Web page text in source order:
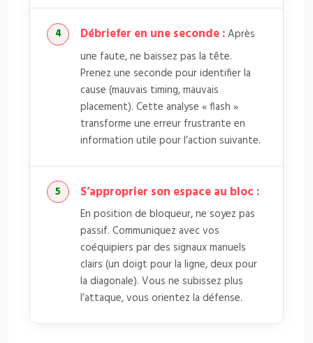
Débriefer en une seconde :Après
une faute, ne baissez pas la tête.
Prenez une seconde pour identifier la
cause (mauvais timing, mauvais
placement). Cette analyse « flash »
transforme une erreur frustrante en
information utile pour l’action suivante.
S’approprier son espace au bloc :
En position de bloqueur, ne soyez pas
passif. Communiquez avec vos
coéquipiers par des signaux manuels
clairs (un doigt pour la ligne, deux pour
la diagonale). Vous ne subissez plus
l’attaque, vous orientez la défense.